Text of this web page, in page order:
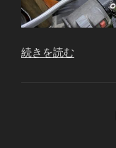
“Z1000J
続きを読む